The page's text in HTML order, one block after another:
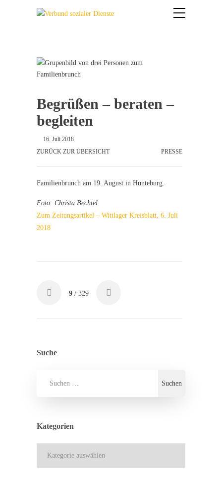
Begrüßen – beraten –
begleiten
16. Juli 2018
ZURÜCK ZUR ÜBERSICHT
PRESSE
Familienbrunch am 19. August in Hunteburg.
Foto: Christa Bechtel
Zum Zeitungsartikel – Wittlager Kreisblatt, 6. Juli
2018
9 / 329
Suche
Kategorien